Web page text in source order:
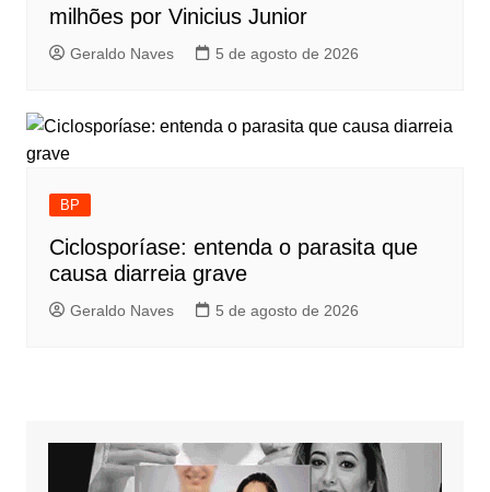
milhões por Vinicius Junior
Geraldo Naves 5 de agosto de 2026
BP
Ciclosporíase: entenda o parasita que
causa diarreia grave
Geraldo Naves 5 de agosto de 2026